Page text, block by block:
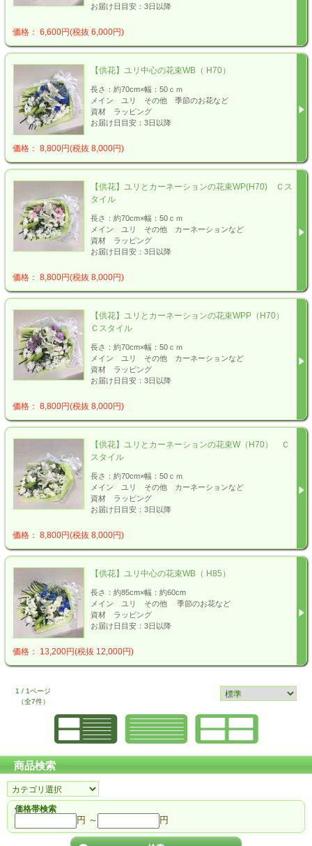
お届け日目安：3日以降
価格： 6,600円(税抜 6,000円)
【供花】ユリ中心の花束WB（ H70）
長さ：約70cm×幅：50ｃｍ
メイン ユリ その他 季節のお花など
資材 ラッピング
お届け日目安：3日以降
価格： 8,800円(税抜 8,000円)
【供花】ユリとカーネーションの花束WP(H70) Ｃス
タイル
長さ：約70cm×幅：50ｃｍ
メイン ユリ その他 カーネーションなど
資材 ラッピング
お届け日目安：3日以降
価格： 8,800円(税抜 8,000円)
【供花】ユリとカーネーションの花束WPP（H70）
Ｃスタイル
長さ：約70cm×幅：50ｃｍ
メイン ユリ その他 カーネーションなど
資材 ラッピング
お届け日目安：3日以降
価格： 8,800円(税抜 8,000円)
【供花】ユリとカーネーションの花束W（H70） Ｃ
スタイル
長さ：約70cm×幅：50ｃｍ
メイン ユリ その他 カーネーションなど
資材 ラッピング
お届け日目安：3日以降
価格： 8,800円(税抜 8,000円)
【供花】ユリ中心の花束WB（ H85）
長さ：約85cm×幅：約60cm
メイン ユリ その他 季節のお花など
資材 ラッピング
お届け日目安：3日以降
価格： 13,200円(税抜 12,000円)
1 / 1ページ
（全7件）
商品検索
価格帯検索
円 ～ 円